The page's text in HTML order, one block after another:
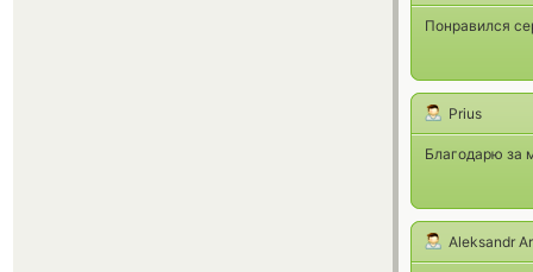
Понравился
Prius
Благодарю за
Aleksandr